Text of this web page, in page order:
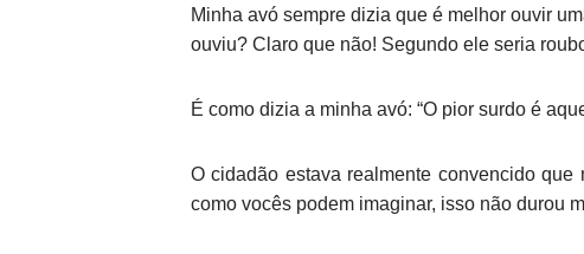
Minha avó sempre dizia que é melhor ouvir
ouviu? Claro que não! Segundo ele seria
É como dizia a minha avó: “O pior surdo é
O cidadão estava realmente convencido
como vocês podem imaginar, isso não durou